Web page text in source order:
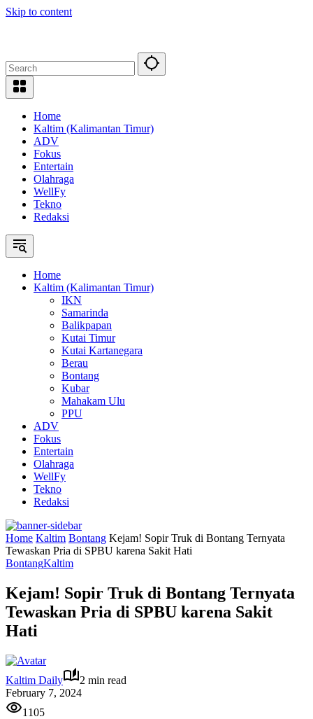
Skip to content
Home
Kaltim (Kalimantan Timur)
ADV
Fokus
Entertain
Olahraga
WellFy
Tekno
Redaksi
Home
Kaltim (Kalimantan Timur)
IKN
Samarinda
Balikpapan
Kutai Timur
Kutai Kartanegara
Berau
Bontang
Kubar
Mahakam Ulu
PPU
ADV
Fokus
Entertain
Olahraga
WellFy
Tekno
Redaksi
Home Kaltim Bontang Kejam! Sopir Truk di Bontang Ternyata
Tewaskan Pria di SPBU karena Sakit Hati
BontangKaltim
Kejam! Sopir Truk di Bontang Ternyata
Tewaskan Pria di SPBU karena Sakit
Hati
Kaltim Daily
2 min read
February 7, 2024
1105